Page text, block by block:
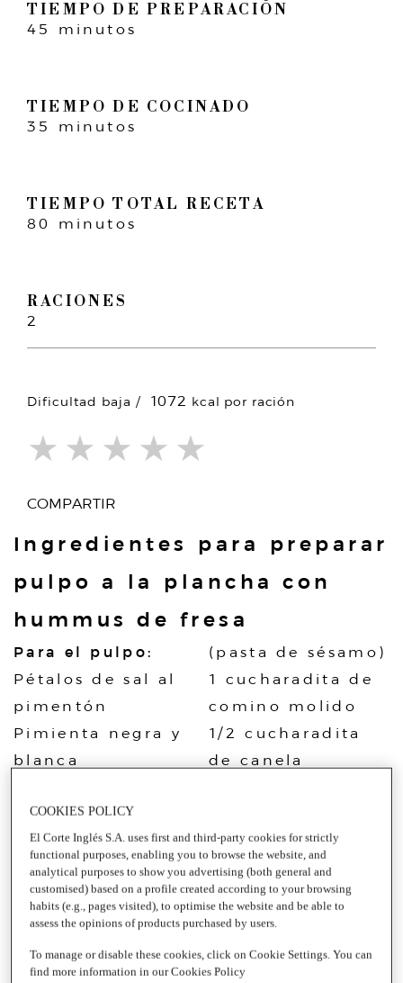
TIEMPO DE PREPARACIÓN
45 minutos
TIEMPO DE COCINADO
35 minutos
TIEMPO TOTAL RECETA
80 minutos
RACIONES
2
Dificultad baja 1072
COMPARTIR
Ingredientes para preparar
pulpo a la plancha con
hummus de fresa
Para el pulpo:
Pétalos de sal al
pimentón
Pimienta negra y
blanca
virgen extra
Para el hummus
de fresa y
remolacha:
garbanzos
(pasta de sésamo)
1 cucharadita de
comino molido
1/2 cucharadita
de canela
1/2 limón (zumo)
Para el boniato:
2 boniatos
Pimienta
COOKIES POLICY
El Corte Inglés S.A. uses first and third-party cookies for strictly
functional purposes, enabling you to browse the website, and
analytical purposes to show you advertising (both general and
customised) based on a profile created according to your browsing
habits (e.g., pages visited), to optimise the website and be able to
assess the opinions of products purchased by users.
To manage or disable these cookies, click on Cookie Settings. You can
find more information in our Cookies Policy